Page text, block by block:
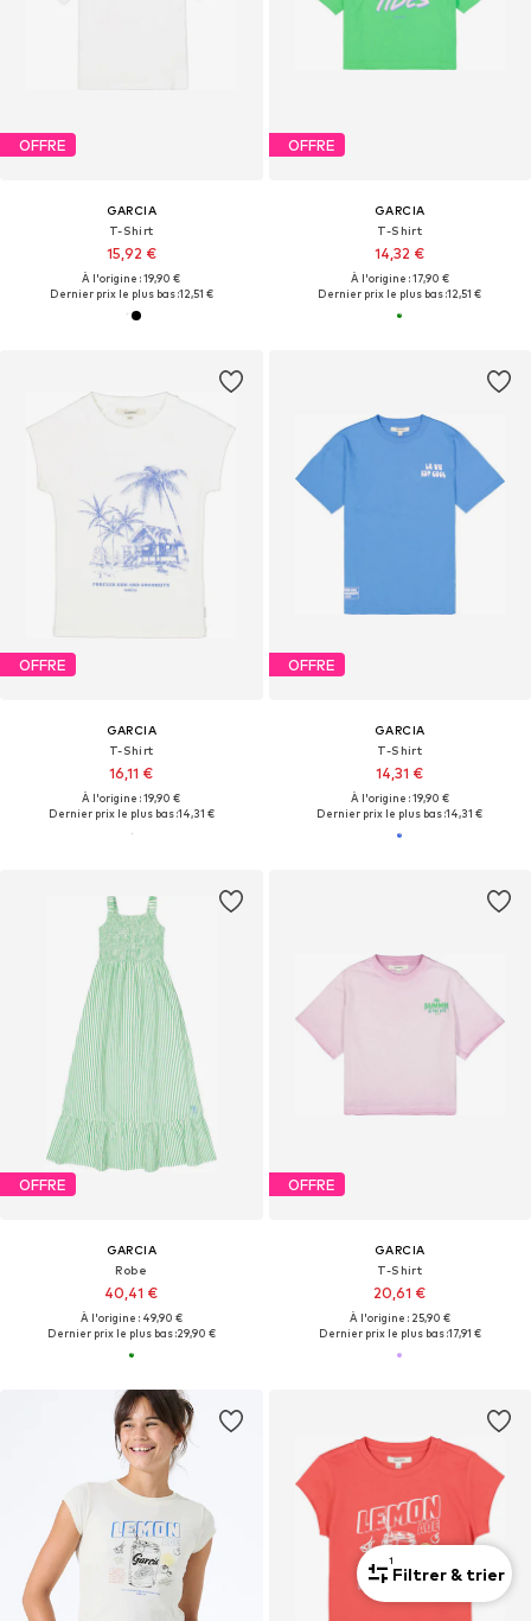
OFFRE
GARCIA
T-Shirt
15,92 €
À l'origine : 19,90 €
Dernier prix le plus bas :12,51 €
OFFRE
GARCIA
T-Shirt
14,32 €
À l'origine : 17,90 €
Dernier prix le plus bas :12,51 €
OFFRE
GARCIA
T-Shirt
16,11 €
À l'origine : 19,90 €
Dernier prix le plus bas :14,31 €
OFFRE
GARCIA
T-Shirt
14,31 €
À l'origine : 19,90 €
Dernier prix le plus bas :14,31 €
OFFRE
GARCIA
Robe
40,41 €
À l'origine : 49,90 €
Dernier prix le plus bas :29,90 €
OFFRE
GARCIA
T-Shirt
20,61 €
À l'origine : 25,90 €
Dernier prix le plus bas :17,91 €
1
Filtrer & trier